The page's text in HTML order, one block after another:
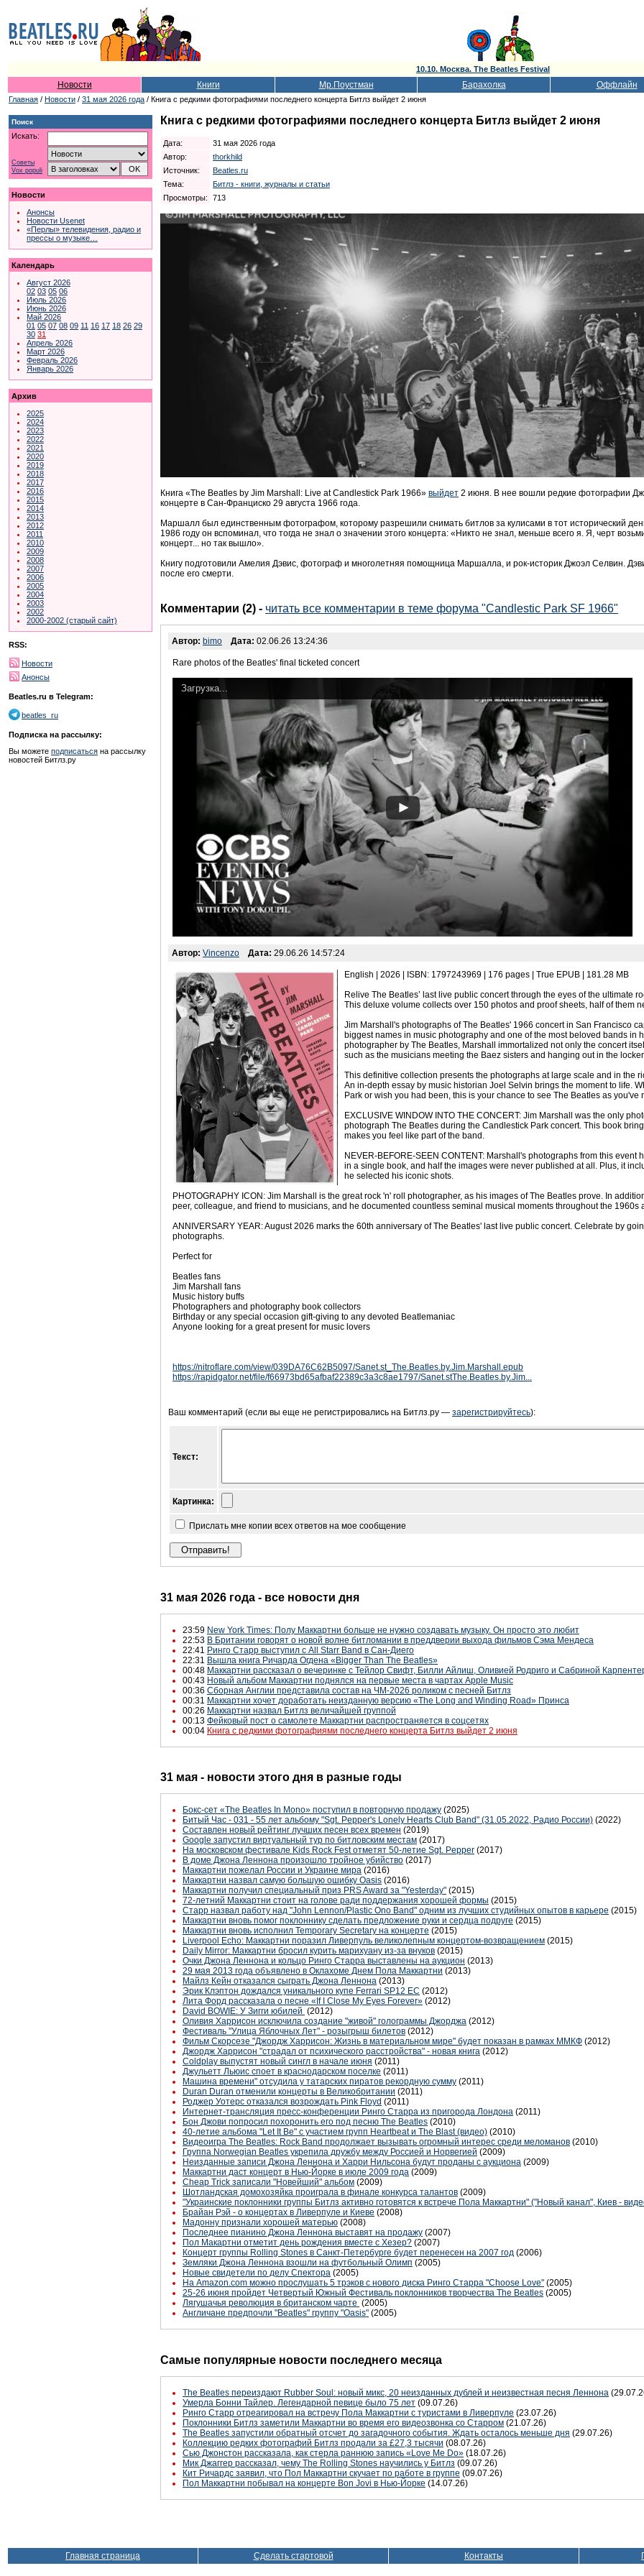
10.10. Москва. The Beatles Festival
Новости Книги Мр.Поустман Барахолка Оффлайн
Главная / Новости / 31 мая 2026 года / Книга с редкими фотографиями последнего концерта Битлз выйдет 2 июня
Поиск
Искать:
Советы
Vox populi
Новости
Анонсы
Новости Usenet
«Перлы» телевидения, радио и
прессы о музыке…
Календарь
Август 2026
02 03 05 06
Июль 2026
Июнь 2026
Май 2026
01 05 07 08 09 11 16 17 18 26 29
30 31
Апрель 2026
Март 2026
Февраль 2026
Январь 2026
Архив
2025
2024
2023
2022
2021
2020
2019
2018
2017
2016
2015
2014
2013
2012
2011
2010
2009
2008
2007
2006
2005
2004
2003
2002
2000-2002 (старый сайт)
RSS:
Новости
Анонсы
Beatles.ru в Telegram:
beatles_ru
Подписка на рассылку:
Вы можете подписаться на рассылку
новостей Битлз.ру
Книга с редкими фотографиями последнего концерта Битлз выйдет 2 июня
Дата:
31 мая 2026 года
Автор:
thorkhild
Источник:
Beatles.ru
Тема:
Битлз - книги, журналы и статьи
Просмотры:
713
Книга «The Beatles by Jim Marshall: Live at Candlestick Park 1966» выйдет 2 июня. В нее вошли редкие фотографии
концерте в Сан-Франциско 29 августа 1966 года.
Маршалл был единственным фотографом, которому разрешили снимать битлов за кулисами в тот исторический
1986 году он вспоминал, что тогда не знал о значении этого концерта: «Никто не знал, меньше всего я. Я, черт
концерт... но так вышло».
Книгу подготовили Амелия Дэвис, фотограф и многолетняя помощница Маршалла, и рок-историк Джоэл Селвин.
после его смерти.
Комментарии (2) - читать все комментарии в теме форума "Candlestic Park SF 1966"
Автор: bimo Дата: 02.06.26 13:24:36
Rare photos of the Beatles' final ticketed concert
Загрузка...
Автор: Vincenzo Дата: 29.06.26 14:57:24
English | 2026 | ISBN: 1797243969 | 176 pages | True EPUB | 181.28 MB
Relive The Beatles’ last live public concert through the eyes of the ultimate
This deluxe volume collects over 150 photos and proof sheets, half of them
Jim Marshall's photographs of The Beatles' 1966 concert in San Francisco
biggest names in music photography and one of the most beloved bands in
photographer by The Beatles, Marshall immortalized not only the concert
such as the musicians meeting the Baez sisters and hanging out in the
This definitive collection presents the photographs at large scale and in the
An in-depth essay by music historian Joel Selvin brings the moment to life.
Park or wish you had been, this is your chance to see The Beatles as you've
EXCLUSIVE WINDOW INTO THE CONCERT: Jim Marshall was the only
photograph The Beatles during the Candlestick Park concert. This book
makes you feel like part of the band.
NEVER-BEFORE-SEEN CONTENT: Marshall's photographs from this
in a single book, and half the images were never published at all. Plus, it
he selected his iconic shots.
PHOTOGRAPHY ICON: Jim Marshall is the great rock 'n' roll photographer, as his images of The Beatles prove. In
peer, colleague, and friend to musicians, and he documented countless seminal musical moments throughout the 1960s
ANNIVERSARY YEAR: August 2026 marks the 60th anniversary of The Beatles' last live public concert. Celebrate by
photographs.
Perfect for
Beatles fans
Jim Marshall fans
Music history buffs
Photographers and photography book collectors
Birthday or any special occasion gift-giving to any devoted Beatlemaniac
Anyone looking for a great present for music lovers
https://nitroflare.com/view/039DA76C62B5097/Sanet.st_The.Beatles.by.Jim.Marshall.epub
https://rapidgator.net/file/f66973bd65afbaf22389c3a3c8ae1797/Sanet.stThe.Beatles.by.Jim...
Ваш комментарий (если вы еще не регистрировались на Битлз.ру — зарегистрируйтесь):
Текст:
Картинка:
Прислать мне копии всех ответов на мое сообщение
31 мая 2026 года - все новости дня
23:59 New York Times: Полу Маккартни больше не нужно создавать музыку. Он просто это любит
22:53 В Британии говорят о новой волне битломании в преддверии выхода фильмов Сэма Мендеса
22:41 Ринго Старр выступил с All Starr Band в Сан-Диего
22:31 Вышла книга Ричарда Огдена «Bigger Than The Beatles»
00:48 Маккартни рассказал о вечеринке с Тейлор Свифт, Билли Айлиш, Оливией Родриго и Сабриной
00:43 Новый альбом Маккартни поднялся на первые места в чартах Apple Music
00:36 Сборная Англии представила состав на ЧМ-2026 роликом с песней Битлз
00:31 Маккартни хочет доработать неизданную версию «The Long and Winding Road» Принса
00:26 Маккартни назвал Битлз величайшей группой
00:13 Фейковый пост о самолете Маккартни распространяется в соцсетях
00:04 Книга с редкими фотографиями последнего концерта Битлз выйдет 2 июня
31 мая - новости этого дня в разные годы
Бокс-сет «The Beatles In Mono» поступил в повторную продажу (2025)
Битый Час - 031 - 55 лет альбому "Sgt. Pepper's Lonely Hearts Club Band" (31.05.2022, Радио России) (2022)
Составлен новый рейтинг лучших песен всех времен (2019)
Google запустил виртуальный тур по битловским местам (2017)
На московском фестивале Kids Rock Fest отметят 50-летие Sgt. Pepper (2017)
В доме Джона Леннона произошло тройное убийство (2017)
Маккартни пожелал России и Украине мира (2016)
Маккартни назвал самую большую ошибку Oasis (2016)
Маккартни получил специальный приз PRS Award за "Yesterday" (2015)
72-летний Маккартни стоит на голове ради поддержания хорошей формы (2015)
Старр назвал работу над "John Lennon/Plastic Ono Band" одним из лучших студийных опытов в карьере (2015)
Маккартни вновь помог поклоннику сделать предложение руки и сердца подруге (2015)
Маккартни вновь исполнил Temporary Secretary на концерте (2015)
Liverpool Echo: Маккартни поразил Ливерпуль великолепным концертом-возвращением (2015)
Daily Mirror: Маккартни бросил курить марихуану из-за внуков (2015)
Очки Джона Леннона и кольцо Ринго Старра выставлены на аукцион (2013)
29 мая 2013 года объявлено в Оклахоме Днем Пола Маккартни (2013)
Майлз Кейн отказался сыграть Джона Леннона (2013)
Эрик Клэптон дождался уникального купе Ferrari SP12 EC (2012)
Лита Форд рассказала о песне «If I Close My Eyes Forever» (2012)
David BOWIE: У Зигги юбилей (2012)
Оливия Харрисон исключила создание "живой" голограммы Джорджа (2012)
Фестиваль "Улица Яблочных Лет" - розыгрыш билетов (2012)
Фильм Скорсезе "Джордж Харрисон: Жизнь в материальном мире" будет показан в рамках ММКФ (2012)
Джордж Харрисон "страдал от психического расстройства" - новая книга (2012)
Coldplay выпустят новый сингл в начале июня (2011)
Джульетт Льюис споет в краснодарском поселке (2011)
Машина времени" отсудила у татарских пиратов рекордную сумму (2011)
Duran Duran отменили концерты в Великобритании (2011)
Роджер Уотерс отказался возрождать Pink Floyd (2011)
Интернет-трансляция пресс-конференции Ринго Старра из пригорода Лондона (2011)
Бон Джови попросил похоронить его под песню The Beatles (2010)
40-летие альбома "Let It Be" с участием групп Heartbeat и The Blast (видео) (2010)
Видеоигра The Beatles: Rock Band продолжает вызывать огромный интерес среди меломанов (2010)
Группа Norwegian Beatles укрепила дружбу между Россией и Норвегией (2009)
Неизданные записи Джона Леннона и Харри Нильсона будут проданы с аукциона (2009)
Маккартни даст концерт в Нью-Йорке в июле 2009 года (2009)
Cheap Trick записали "Новейший" альбом (2009)
Шотландская домохозяйка проиграла в финале конкурса талантов (2009)
"Украинские поклонники группы Битлз активно готовятся к встрече Пола Маккартни" ("Новый канал", Киев -
Брайан Рэй - о концертах в Ливерпуле и Киеве (2008)
Мадонну признали хорошей матерью (2008)
Последнее пианино Джона Леннона выставят на продажу (2007)
Пол Макартни отметит день рождения вместе с Хезер? (2007)
Концерт группы Rolling Stones в Санкт-Петербурге будет перенесен на 2007 год (2006)
Земляки Джона Леннона взошли на футбольный Олимп (2005)
Новые свидетели по делу Спектора (2005)
На Amazon.com можно прослушать 5 трэков с нового диска Ринго Старра "Choose Love" (2005)
25-26 июня пройдет Четвертый Южный Фестиваль поклонников творчества The Beatles (2005)
Лягушачья революция в британском чарте (2005)
Англичане предпочли "Beatles" группу "Oasis" (2005)
Самые популярные новости последнего месяца
The Beatles переиздают Rubber Soul: новый микс, 20 неизданных дублей и неизвестная песня Леннона
Умерла Бонни Тайлер. Легендарной певице было 75 лет (09.07.26)
Ринго Старр отреагировал на встречу Пола Маккартни с туристами в Ливерпуле (23.07.26)
Поклонники Битлз заметили Маккартни во время его видеозвонка со Старром (21.07.26)
The Beatles запустили обратный отсчет до загадочного события. Ждать осталось меньше дня (29.07.26)
Коллекцию редких фотографий Битлз продали за £27,3 тысячи (08.07.26)
Сью Джонстон рассказала, как стерла раннюю запись «Love Me Do» (18.07.26)
Мик Джаггер рассказал, чему The Rolling Stones научились у Битлз (09.07.26)
Кит Ричардс заявил, что Пол Маккартни скучает по работе в группе (09.07.26)
Пол Маккартни побывал на концерте Bon Jovi в Нью-Йорке (14.07.26)
Главная страница Сделать стартовой Контакты